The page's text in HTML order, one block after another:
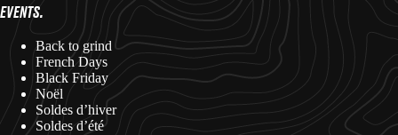
EVENTS.
Back to grind
French Days
Black Friday
Noël
Soldes d’hiver
Soldes d’été